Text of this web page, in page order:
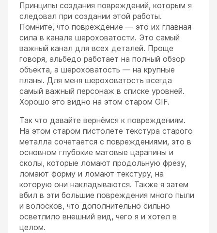
Принципы создания повреждений, которым я
следовал при создании этой работы.
Помните, что повреждение — это их главная
сила в канале шероховатости. Это самый
важный канал для всех деталей. Проще
говоря, альбедо работает на полный обзор
объекта, а шероховатость — на крупные
планы. Для меня шероховатость всегда
самый важный персонаж в списке уровней.
Хорошо это видно на этом старом GIF.
Так что давайте вернёмся к повреждениям.
На этом старом пистолете текстура старого
металла сочетается с повреждениями, это в
основном глубокие матовые царапины и
сколы, которые ломают продольную фрезу,
ломают форму и ломают текстуру, на
которую они накладываются. Также я затем
вбил в эти большие повреждения много пыли
и волосков, что дополнительно сильно
осветлило внешний вид, чего я и хотел в
целом.